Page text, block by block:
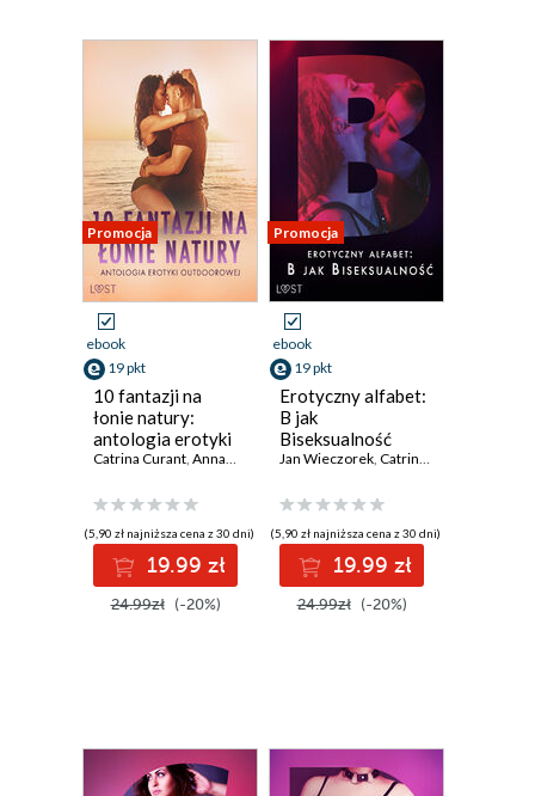
Promocja
ebook
19 pkt
10 fantazji na
łonie natury:
antologia erotyki
outdoorowej
Catrina Curant, Annah Viki M. ,Victoria Październy,Lisa Vild
(5,90 zł najniższa cena z 30 dni)
19.99 zł
24.99zł (-20%)
Promocja
ebook
19 pkt
Erotyczny alfabet:
B jak
Biseksualność
zbiór opowiadań
Jan Wieczorek, Catrina Curant
(5,90 zł najniższa cena z 30 dni)
19.99 zł
24.99zł (-20%)